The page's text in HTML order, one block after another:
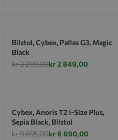
Bilstol, Cybex, Pallas G3, Magic
Black
kr 3 299,00kr 2 849,00
Cybex, Anoris T2 i-Size Plus,
Sepia Black, Bilstol
kr 9 695,00kr 6 890,00